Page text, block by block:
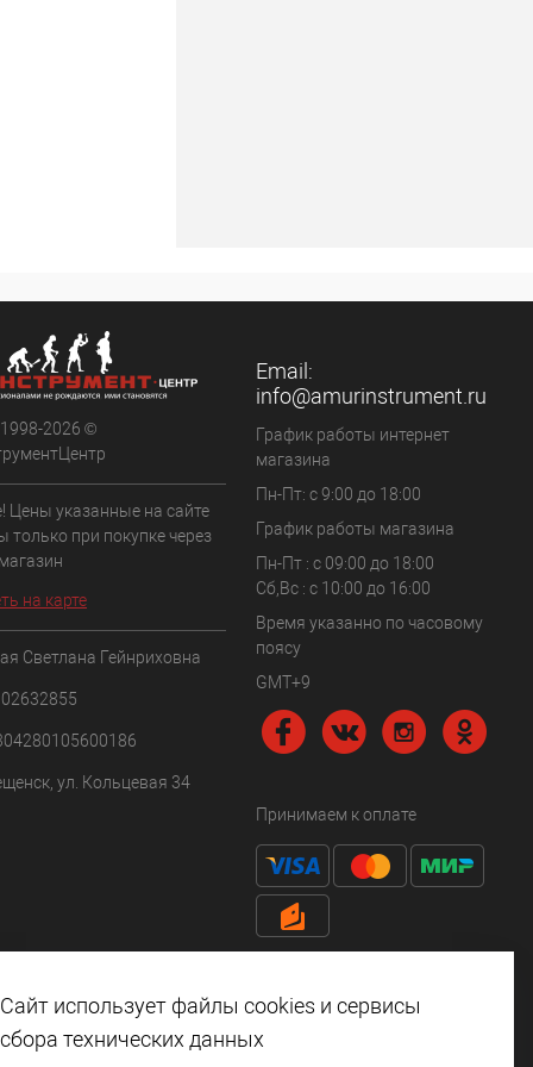
2026 ©
Цены указанные на сайте
только при покупке через
на карте
Светлана Гейнриховна
ул. Кольцевая 34
Email:
info@amurinstrument.ru
График работы интернет
магазина
Пн-Пт: с 9:00 до 18:00
График работы магазина
Пн-Пт : с 09:00 до 18:00
Сб,Вс : c 10:00 до 16:00
Время указанно по часовому
поясу
GMT+9
Принимаем к оплате
Сайт использует файлы cookies и сервисы
сбора технических данных